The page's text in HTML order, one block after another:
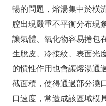
暢的問題，熔湯集中於橫
腔出現嚴重不平衡分布現
讓氣體、氧化物容易捲包
生脫皮、冷接紋、表面光
的慣性作用也會讓熔湯通
截面積，使得通過部分澆
口速度，常造成該區域模